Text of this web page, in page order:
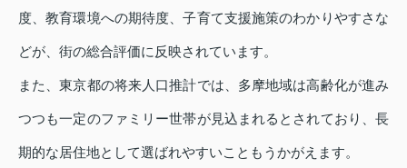
度、教育環境への期待度、子育て支援施策のわかりやすさな
どが、街の総合評価に反映されています。
また、東京都の将来人口推計では、多摩地域は高齢化が進み
つつも一定のファミリー世帯が見込まれるとされており、長
期的な居住地として選ばれやすいこともうかがえます。